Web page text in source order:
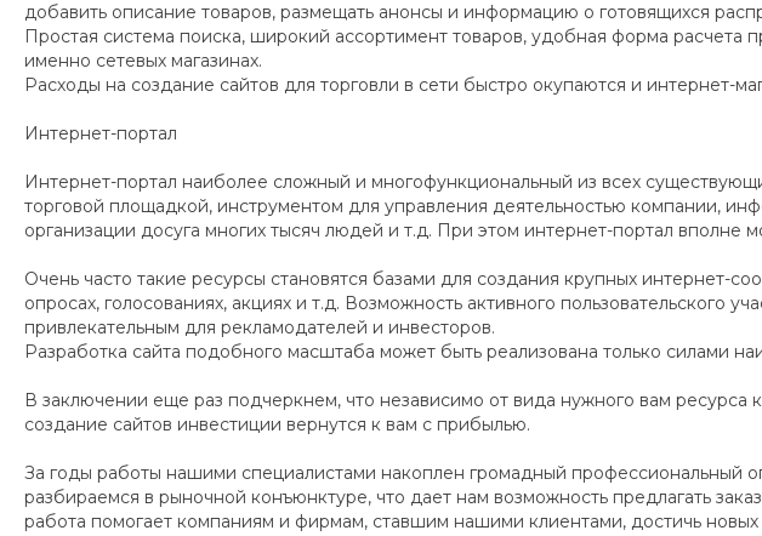
добавить описание товаров, размещать анонсы и информацию о готовящихся
Простая система поиска, широкий ассортимент товаров, удобная форма
именно сетевых магазинах.
Расходы на создание сайтов для торговли в сети быстро окупаются и интернет-
Интернет-портал
Интернет-портал наиболее сложный и многофункциональный из всех
торговой площадкой, инструментом для управления деятельностью компании,
организации досуга многих тысяч людей и т.д. При этом интернет-портал вполне
Очень часто такие ресурсы становятся базами для создания крупных
опросах, голосованиях, акциях и т.д. Возможность активного пользовательского
привлекательным для рекламодателей и инвесторов.
Разработка сайта подобного масштаба может быть реализована только силами
В заключении еще раз подчеркнем, что независимо от вида нужного вам
создание сайтов инвестиции вернутся к вам с прибылью.
За годы работы нашими специалистами накоплен громадный профессиональный
разбираемся в рыночной конъюнктуре, что дает нам возможность предлагать
работа помогает компаниям и фирмам, ставшим нашими клиентами, достичь новых